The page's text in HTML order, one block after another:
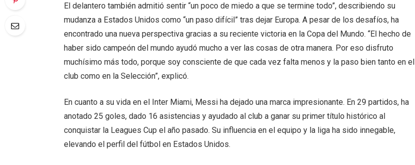
El delantero también admitió sentir “un poco de miedo a que se termine todo”, describiendo su
mudanza a Estados Unidos como “un paso difícil” tras dejar Europa. A pesar de los desafíos, ha
encontrado una nueva perspectiva gracias a su reciente victoria en la Copa del Mundo. “El hecho de
haber sido campeón del mundo ayudó mucho a ver las cosas de otra manera. Por eso disfruto
muchísimo más todo, porque soy consciente de que cada vez falta menos y la paso bien tanto en el
club como en la Selección”, explicó.
En cuanto a su vida en el Inter Miami, Messi ha dejado una marca impresionante. En 29 partidos, ha
anotado 25 goles, dado 16 asistencias y ayudado al club a ganar su primer título histórico al
conquistar la Leagues Cup el año pasado. Su influencia en el equipo y la liga ha sido innegable,
elevando el perfil del fútbol en Estados Unidos.